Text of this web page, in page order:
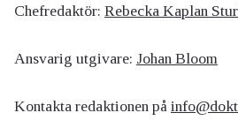
Chefredaktör: Rebecka Kaplan
Ansvarig utgivare: Johan Bloom
Kontakta redaktionen på